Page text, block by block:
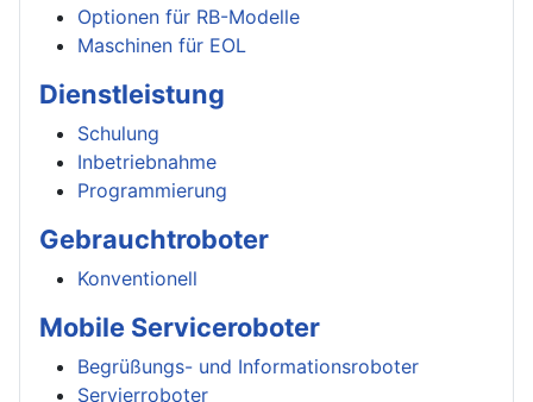
Optionen für RB-Modelle
Maschinen für EOL
Dienstleistung
Schulung
Inbetriebnahme
Programmierung
Gebrauchtroboter
Konventionell
Mobile Serviceroboter
Begrüßungs- und Informationsroboter
Servierroboter